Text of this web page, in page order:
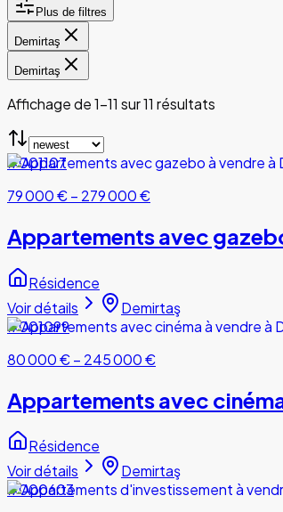
Plus de filtres
Demirtaş
Demirtaş
Affichage de 1-11 sur 11 résultats
#001107
79 000 €– 279 000 €
Appartements avec
Résidence
Voir détails
Demirtaş
#001099
80 000 €– 245 000 €
Appartements avec
Résidence
Voir détails
Demirtaş
#000603